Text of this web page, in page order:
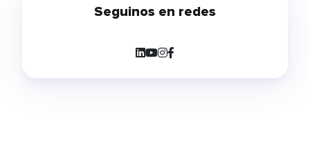
Seguinos en redes